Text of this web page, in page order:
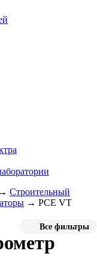
→ Строительный
→ PCE VT
Все фильтры